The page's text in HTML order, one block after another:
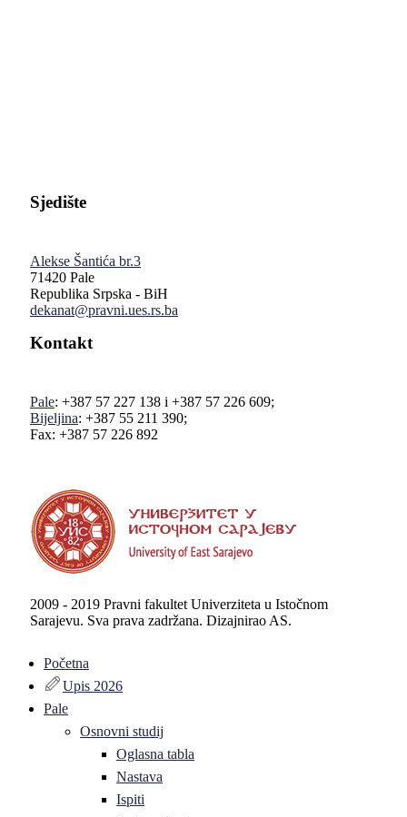
Sjedište
Alekse Šantića br.3
71420 Pale
Republika Srpska - BiH
dekanat@pravni.ues.rs.ba
Kontakt
Pale: +387 57 227 138 i +387 57 226 609;
Bijeljina: +387 55 211 390;
Fax: +387 57 226 892
2009 - 2019 Pravni fakultet Univerziteta u Istočnom
Sarajevu. Sva prava zadržana. Dizajnirao AS.
Početna
Upis 2026
Pale
Osnovni studij
Oglasna tabla
Nastava
Ispiti